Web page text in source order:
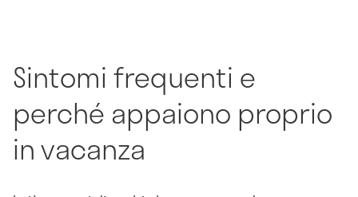
Sintomi frequenti e
perché appaiono proprio
in vacanza